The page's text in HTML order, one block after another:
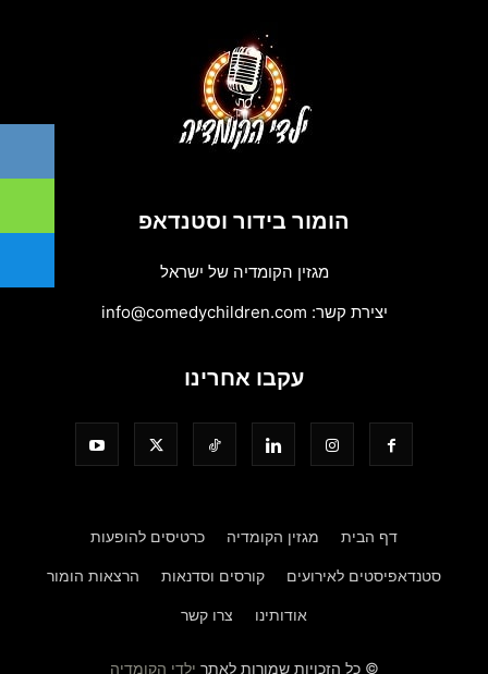
הומור בידור וסטנדאפ
מגזין הקומדיה של ישראל
יצירת קשר: info@comedychildren.com
עקבו אחרינו
דף הבית מגזין הקומדיה כרטיסים להופעות
סטנדאפיסטים לאירועים קורסים וסדנאות הרצאות הומור
אודותינו צרו קשר
© כל הזכויות שמורות לאתר ילדי הקומדיה